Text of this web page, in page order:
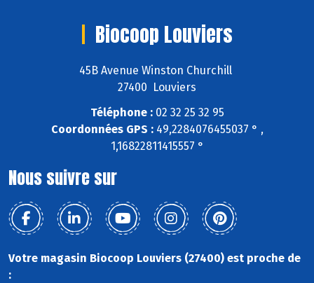
Biocoop Louviers
45B Avenue Winston Churchill
27400 Louviers
Téléphone :02 32 25 32 95
Coordonnées GPS :49,2284076455037 ° ,
1,16822811415557 °
Nous suivre sur
Votre magasin Biocoop Louviers (27400) est proche de
: